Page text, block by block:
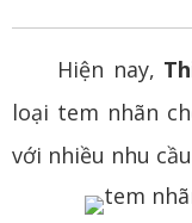
Hiện nay,
loại tem nhãn
với nhiều nhu